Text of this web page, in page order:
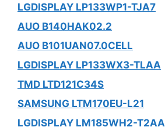
LGDISPLAY LP133WP1-TJA7
AUO B140HAK02.2
AUO B101UAN07.0CELL
LGDISPLAY LP133WX3-TLAA
TMD LTD121C34S
SAMSUNG LTM170EU-L21
LGDISPLAY LM185WH2-T2AA